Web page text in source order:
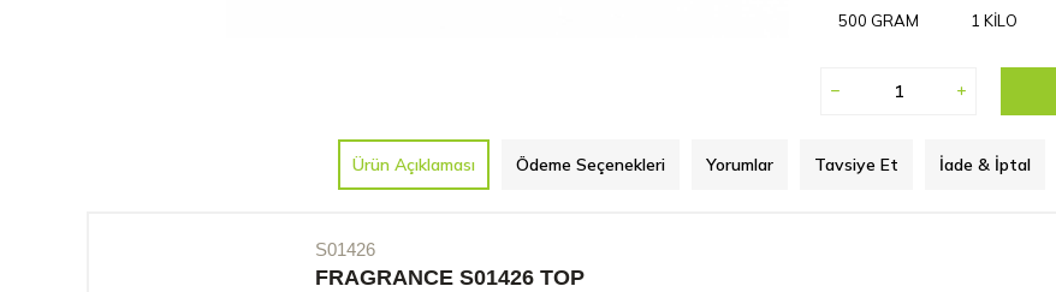
500 GRAM 1 KİLO
Ürün Açıklaması Ödeme Seçenekleri Yorumlar Tavsiye Et İade & İptal
S01426
FRAGRANCE S01426 TOP